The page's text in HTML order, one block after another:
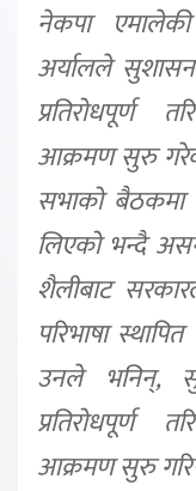
नेकपा
अर्यालले
प्रतिरोधपूर्ण
आक्रमण सुरु
सभाको बैठकमा
लिएको भन्दै
शैलीबाट
परिभाषा
उनले भनिन्,
प्रतिरोधपूर्ण
आक्रमण सुरु